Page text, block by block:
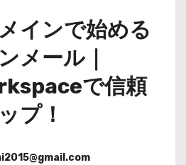
インで始める
メール｜
で信頼
プ！